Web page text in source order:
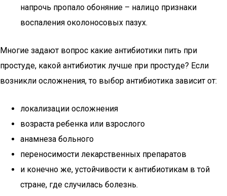
напрочь пропало обоняние – налицо признаки
воспаления околоносовых пазух.
Многие задают вопрос какие антибиотики пить при
простуде, какой антибиотик лучше при простуде? Если
возникли осложнения, то выбор антибиотика зависит от:
локализации осложнения
возраста ребенка или взрослого
анамнеза больного
переносимости лекарственных препаратов
и конечно же, устойчивости к антибиотикам в той
стране, где случилась болезнь.